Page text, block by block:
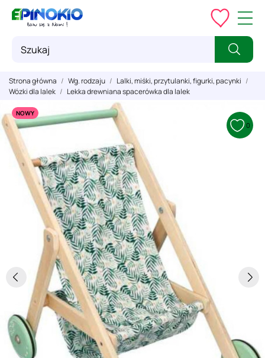
Strona główna Wg. rodzaju
Lalki, miśki, przytulanki, figurki, pacynki
Wózki dla lalek
Lekka drewniana spacerówka dla lalek
NOWY
0